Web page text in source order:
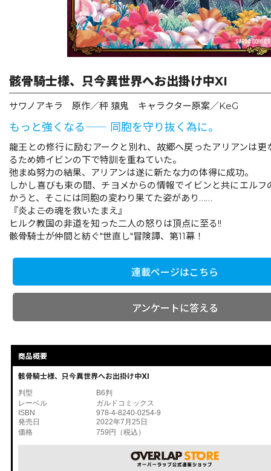
コミックエッセイ
閉じる
骸骨騎士様、只今異世界へお出掛け中XI
サワノアキラ 原作／秤 猿鬼 キャラクター原案／KeG
もっと強くなる―― 同胞を守り抜く為に。
龍王との修行に励むアークと別れ、故郷へ戻ったアリアンは更
るため姉イビンの下で特訓を重ねていた。
弛まぬ努力の結果、アリアンは遂に新たな力の体得に成功。
しかし喜びも束の間、チヨメからの情報でイビンと共にエルフ
かうと、そこには同胞の変わり果てた姿があり……
『炎よ――この魂を救いたまえ』
ヒルク教国の非道を知った二人の怒りは頂点に至る!!
骸骨騎士が仲間と紡ぐ"世直し"冒険譚、第11幕！
連載ページはこちら
アンケートに答える
商品概要
骸骨騎士様、只今異世界へお出掛け中XI
判型
B6判
レーベル
ガルドコミックス
ISBN
978-4-8240-0254-9
発売日
2022年7月25日
価格
759円（税込）